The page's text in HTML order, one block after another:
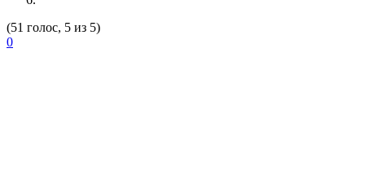
(51 голос, 5 из 5)
0